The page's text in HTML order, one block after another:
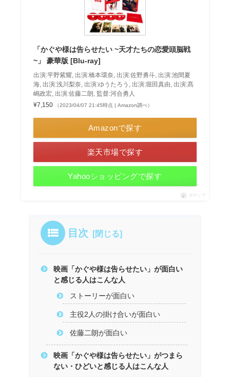
「かぐや様は告らせたい ~天才たちの恋愛頭脳戦
~」 豪華版 [Blu-ray]
出演:平野紫耀, 出演:橋本環奈, 出演:佐野勇斗, 出演:池間夏
海, 出演:浅川梨奈, 出演:ゆうたろう, 出演:堀田真由, 出演:髙
嶋政宏, 出演:佐藤二朗, 監督:河合勇人
¥7,150
（2023/04/07 21:45時点 | Amazon調べ）
Amazonで探す
楽天市場で探す
Yahooショッピングで探す
ポチップ
目次
映画「かぐや様は告らせたい」が面白い
と感じる人はこんな人
ストーリーが面白い
主役2人の掛け合いが面白い
佐藤二朗が面白い
映画「かぐや様は告らせたい」がつまら
ない・ひどいと感じる人はこんな人